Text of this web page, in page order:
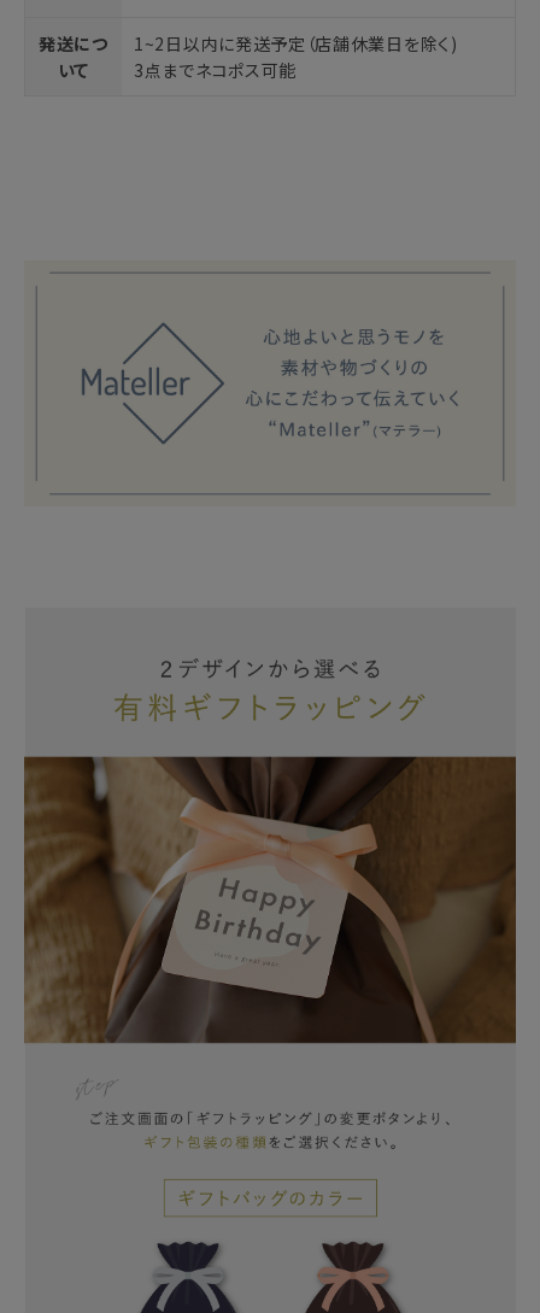
発送につ
いて
1~2日以内に発送予定（店舗休業日を除く)
3点までネコポス可能